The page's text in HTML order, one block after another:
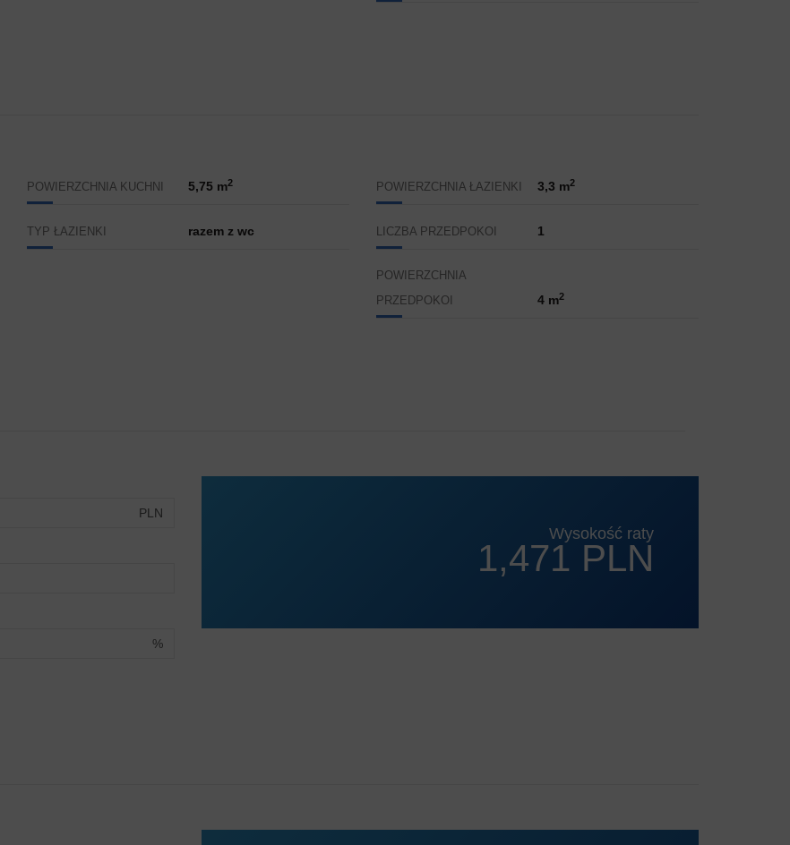
POWIERZCHNIA KUCHNI 5,75 m2
TYP ŁAZIENKI razem z wc
POWIERZCHNIA ŁAZIENKI 3,3 m2
LICZBA PRZEDPOKOI 1
POWIERZCHNIA
PRZEDPOKOI
4 m2
PLN
%
Wysokość raty
1,471 PLN